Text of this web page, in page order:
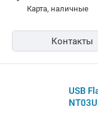
карта, наличные
Контакты
USB